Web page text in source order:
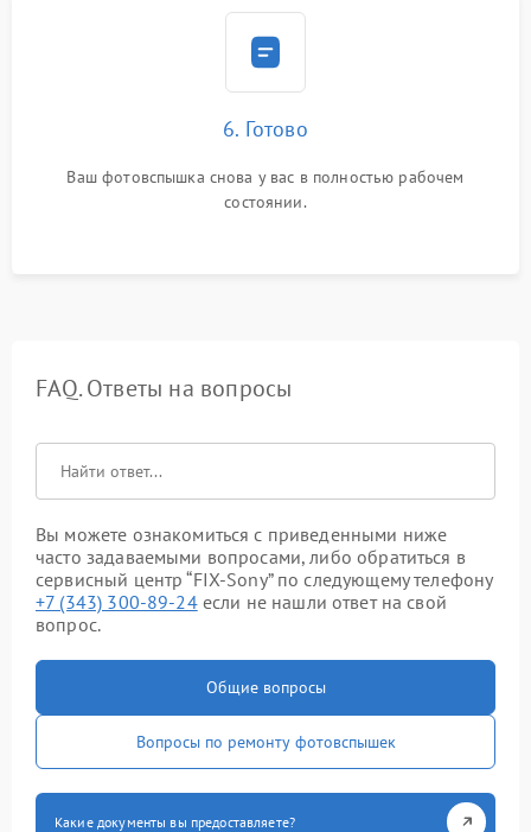
6. Готово
Ваш фотовспышка снова у вас в полностью рабочем
состоянии.
FAQ. Ответы на вопросы
Вы можете ознакомиться с приведенными ниже
часто задаваемыми вопросами, либо обратиться в
сервисный центр “FIX-Sony” по следующему телефону
+7 (343) 300-89-24если не нашли ответ на свой
вопрос.
Общие вопросы
Вопросы по ремонту фотовспышек
Какие документы вы предоставляете?